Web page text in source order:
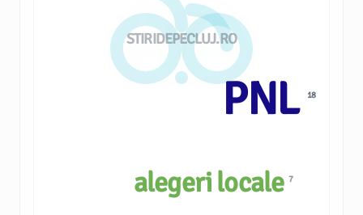
STIRIDEPECLUJ.RO
PNL 18
alegeri locale7